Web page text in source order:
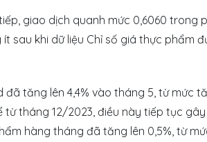
giao dịch quanh mức 0,6060 trong
sau khi dữ liệu Chỉ số giá thực phẩm
tăng lên 4,4% vào tháng 5, từ mức
tháng 12/2023, điều này tiếp tục gây
hàng tháng đã tăng lên 0,5%, từ